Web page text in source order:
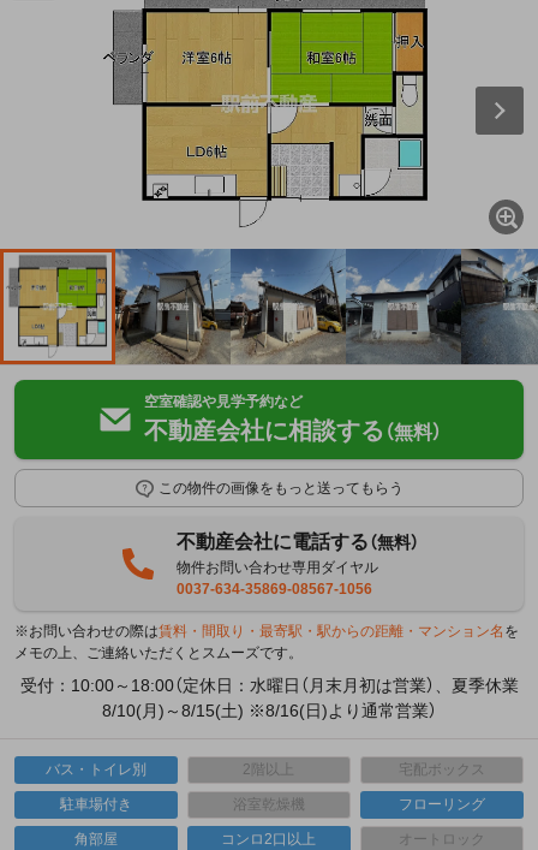
空室確認や見学予約など
不動産会社に相談する （無料）
この物件の画像をもっと送ってもらう
不動産会社に電話する（無料）
物件お問い合わせ専用ダイヤル
0037-634-35869-08567-1056
※お問い合わせの際は賃料・間取り・最寄駅・駅からの距離・マンション名 を
メモの上、ご連絡いただくとスムーズです。
受付：10:00～18:00（定休日：水曜日（月末月初は営業）、夏季休業
8/10(月)～8/15(土) ※8/16(日)より通常営業）
バス・トイレ別 2階以上 宅配ボックス
駐車場付き 浴室乾燥機 フローリング
角部屋 コンロ2口以上 オートロック